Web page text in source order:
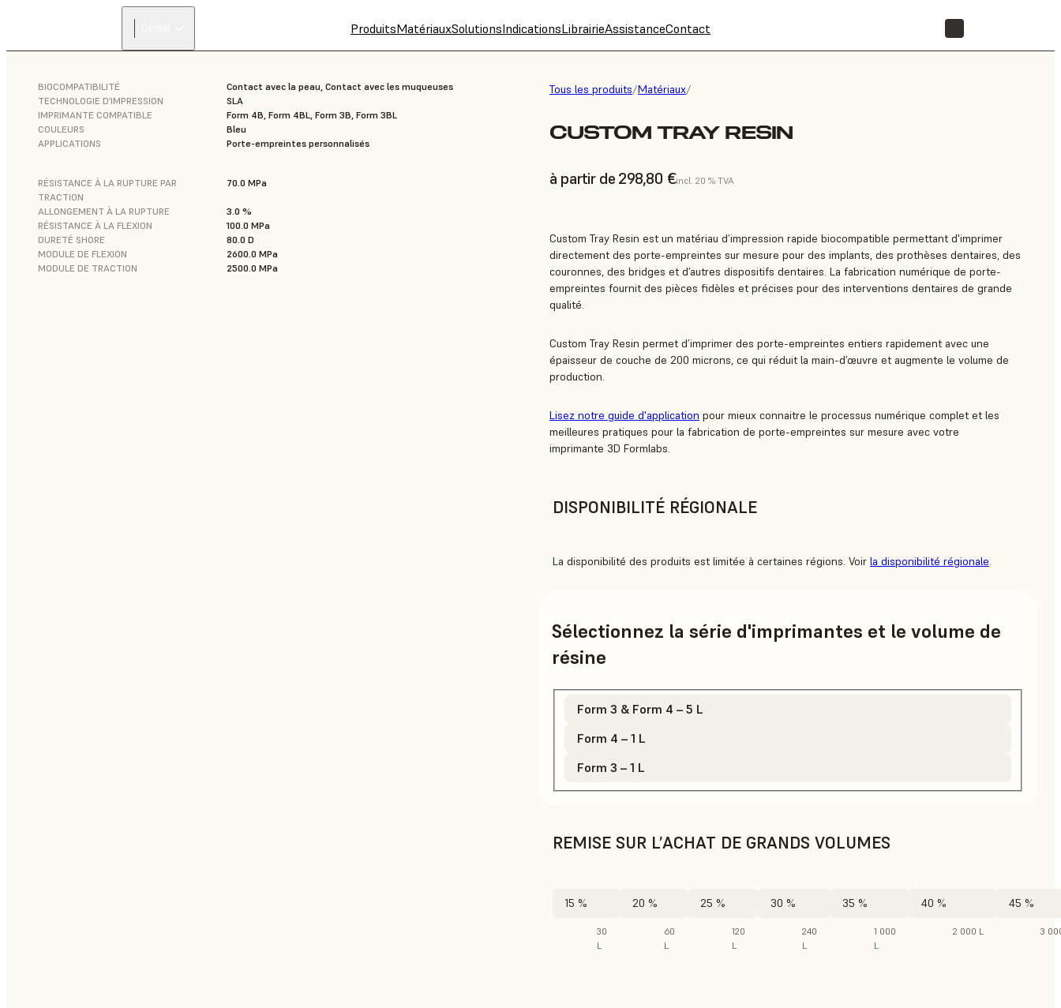
ProduitsMatériauxSolutionsIndicationsLibrairieAssistanceContact
Tous les produits/Matériaux/
CUSTOM TRAY RESIN
à partir de 298,80 €incl. 20 % TVA
BIOCOMPATIBILITÉ
Contact avec la peau, Contact avec les muqueuses
TECHNOLOGIE D’IMPRESSION
SLA
IMPRIMANTE COMPATIBLE
Form 4B, Form 4BL, Form 3B, Form 3BL
COULEURS
Bleu
APPLICATIONS
Porte-empreintes personnalisés
RÉSISTANCE À LA RUPTURE PAR
TRACTION
70.0 MPa
ALLONGEMENT À LA RUPTURE
3.0 %
RÉSISTANCE À LA FLEXION
100.0 MPa
DURETÉ SHORE
80.0 D
MODULE DE FLEXION
2600.0 MPa
MODULE DE TRACTION
2500.0 MPa
Custom Tray Resin est un matériau d’impression rapide biocompatible permettant d'imprimer
directement des porte-empreintes sur mesure pour des implants, des prothèses dentaires, des
couronnes, des bridges et d’autres dispositifs dentaires. La fabrication numérique de porte-
empreintes fournit des pièces fidèles et précises pour des interventions dentaires de grande
qualité.
Custom Tray Resin permet d’imprimer des porte-empreintes entiers rapidement avec une
épaisseur de couche de 200 microns, ce qui réduit la main-d’œuvre et augmente le volume de
production.
Lisez notre guide d'application pour mieux connaitre le processus numérique complet et les
meilleures pratiques pour la fabrication de porte-empreintes sur mesure avec votre
imprimante 3D Formlabs.
DISPONIBILITÉ RÉGIONALE
La disponibilité des produits est limitée à certaines régions. Voir la disponibilité régionale.
Sélectionnez la série d'imprimantes et le volume de
résine
Form 3 & Form 4 – 5 L
Form 4 – 1 L
Form 3 – 1 L
REMISE SUR L’ACHAT DE GRANDS VOLUMES
15 %
30
L
20 %
60
L
25 %
120
L
30 %
240
L
35 %
1 000
L
40 %
2 000 L
45 %
3